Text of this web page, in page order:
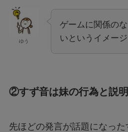
ゆう
ゲームに関係の
いというイメージ
②すず音は妹の行為と説明
先ほどの発言が話題になった